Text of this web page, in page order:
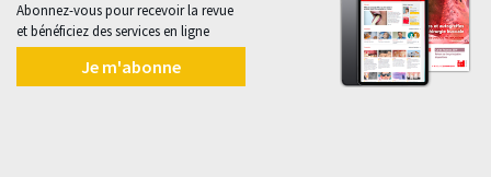
Abonnez-vous pour recevoir la revue
et bénéficiez des services en ligne
Je m'abonne